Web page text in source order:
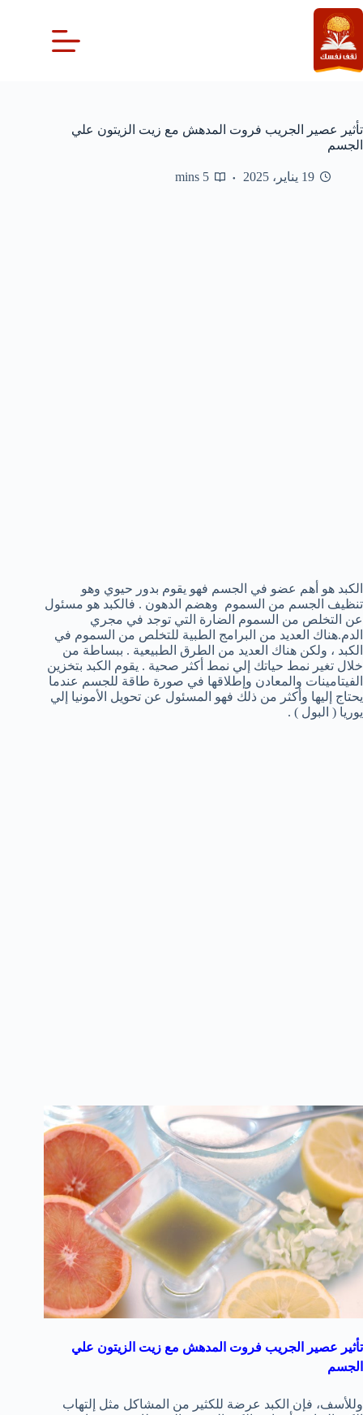
التجاوز
إلى
المحتوى
تأثير عصير الجريب فروت المدهش مع زيت الزيتون علي
الجسم
19 يناير، 2025 5 mins
الكبد هو أهم عضو في الجسم فهو يقوم بدور حيوي وهو
تنظيف الجسم من السموم وهضم الدهون . فالكبد هو مسئول
عن التخلص من السموم الضارة التي توجد في مجري
الدم.هناك العديد من البرامج الطبية للتخلص من السموم في
الكبد ، ولكن هناك العديد من الطرق الطبيعية . ببساطة من
خلال تغير نمط حياتك إلي نمط أكثر صحية . يقوم الكبد بتخزين
الفيتامينات والمعادن وإطلاقها في صورة طاقة للجسم عندما
يحتاج إليها وأكثر من ذلك فهو المسئول عن تحويل الأمونيا إلي
يوريا ( البول ) .
تأثير عصير الجريب فروت المدهش مع زيت الزيتون علي
الجسم
وللأسف، فإن الكبد عرضة للكثير من المشاكل مثل إلتهاب